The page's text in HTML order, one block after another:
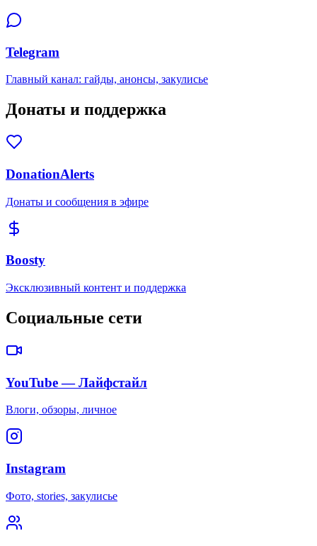
Telegram
Главный канал: гайды, анонсы, закулисье
Донаты и поддержка
DonationAlerts
Донаты и сообщения в эфире
Boosty
Эксклюзивный контент и поддержка
Социальные сети
YouTube — Лайфстайл
Влоги, обзоры, личное
Instagram
Фото, stories, закулисье